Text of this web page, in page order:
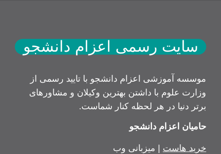
سایت رسمی اعزام دانشجو
موسسه آموزشی اعزام دانشجو با تایید رسمی از
وزارت علوم با داشتن بهترین وکیلان و مشاورهای
برتر دنیا در هر لحظه کنار شماست.
حامیان اعزام دانشجو
خرید هاست | میزبانی وب